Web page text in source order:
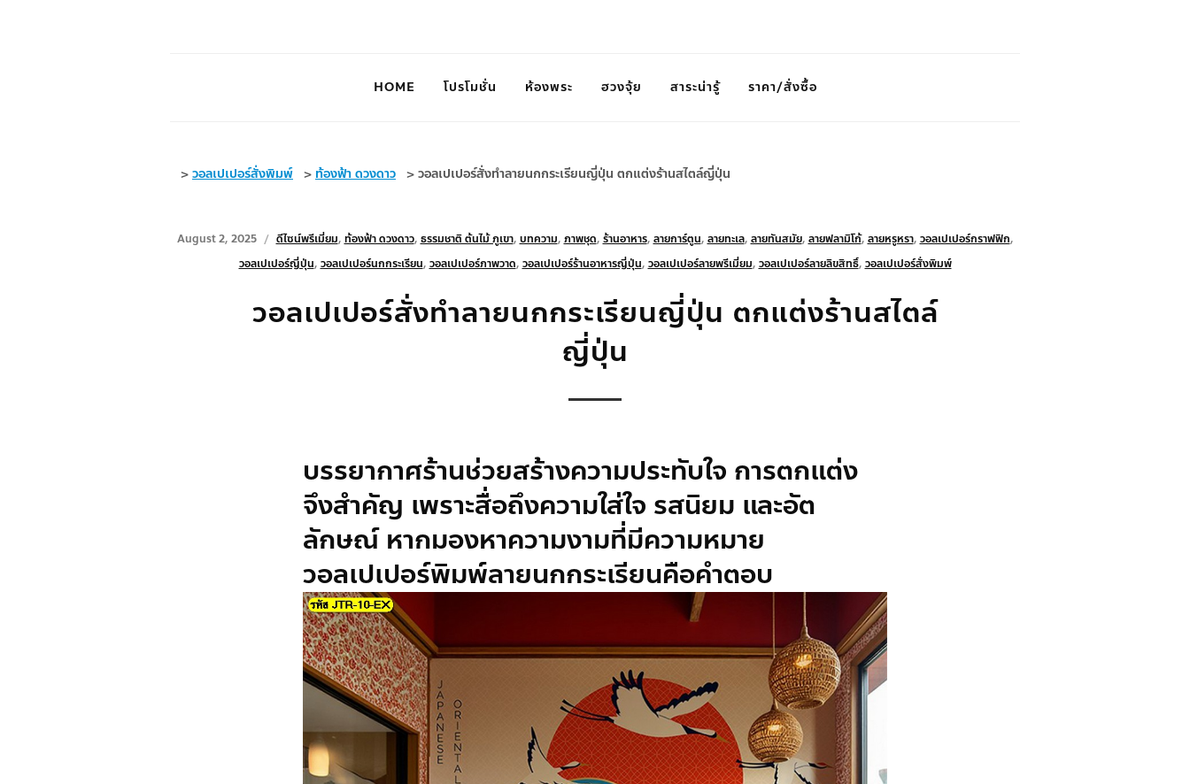
HOME โปรโมชั่น ห้องพระ ฮวงจุ้ย สาระน่ารู้ ราคา/สั่งซื้อ
>วอลเปเปอร์สั่งพิมพ์ > ท้องฟ้า ดวงดาว >วอลเปเปอร์สั่งทำลายนกกระเรียนญี่ปุ่น ตกแต่งร้านสไตล์ญี่ปุ่น
August 2, 2025 ดีไซน์พรีเมี่ยม, ท้องฟ้า ดวงดาว, ธรรมชาติ ต้นไม้ ภูเขา, บทความ, ภาพชุด, ร้านอาหาร, ลายการ์ตูน, ลายทะเล, ลายทันสมัย, ลายฟลามิโก้, ลายหรูหรา, วอลเปเปอร์กราฟฟิก,
วอลเปเปอร์ญี่ปุ่น, วอลเปเปอร์นกกระเรียน, วอลเปเปอร์ภาพวาด, วอลเปเปอร์ร้านอาหารญี่ปุ่น, วอลเปเปอร์ลายพรีเมี่ยม, วอลเปเปอร์ลายลิขสิทธิ์, วอลเปเปอร์สั่งพิมพ์
วอลเปเปอร์สั่งทำลายนกกระเรียนญี่ปุ่น ตกแต่งร้านสไตล์
ญี่ปุ่น
บรรยากาศร้านช่วยสร้างความประทับใจ การตกแต่ง
จึงสำคัญ เพราะสื่อถึงความใส่ใจ รสนิยม และอัต
ลักษณ์ หากมองหาความงามที่มีความหมาย
วอลเปเปอร์พิมพ์ลายนกกระเรียนคือคำตอบ